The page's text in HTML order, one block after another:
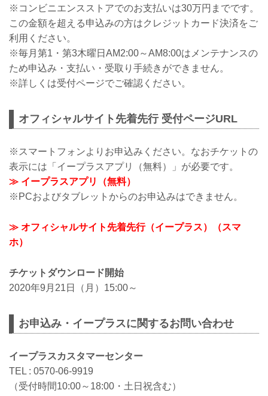
※コンビニエンスストアでのお支払いは30万円までです。
この金額を超える申込みの方はクレジットカード決済をご
利用ください。
※毎月第1・第3木曜日AM2:00～AM8:00はメンテナンスの
ため申込み・支払い・受取り手続きができません。
※詳しくは受付ページでご確認ください。
オフィシャルサイト先着先行 受付ページURL
※スマートフォンよりお申込みください。なおチケットの
表示には「イープラスアプリ（無料）」が必要です。
≫ イープラスアプリ（無料）
※PCおよびタブレットからのお申込みはできません。
≫ オフィシャルサイト先着先行（イープラス）（スマ
ホ）
チケットダウンロード開始
2020年9月21日（月）15:00～
お申込み・イープラスに関するお問い合わせ
イープラスカスタマーセンター
TEL : 0570-06-9919
（受付時間10:00～18:00・土日祝含む）